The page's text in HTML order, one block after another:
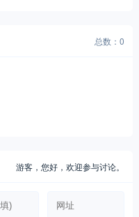
总数：0
游客，您好，欢迎参与讨论。